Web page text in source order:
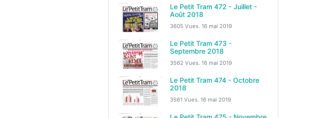
Le Petit Tram 472 - Juillet -
Août 2018
3605 Vues. 16 mai 2019
Le Petit Tram 473 -
Septembre 2018
3562 Vues. 16 mai 2019
Le Petit Tram 474 - Octobre
2018
3561 Vues. 16 mai 2019